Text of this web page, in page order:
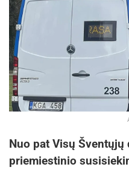
Nuo pat Visų
priemiestinio